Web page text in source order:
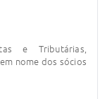
e Tributárias,
nome dos sócios